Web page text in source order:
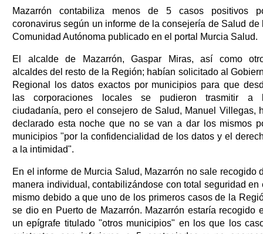
Mazarrón contabiliza menos de 5 casos positivos
coronavirus según un informe de la consejería de Salud de
Comunidad Autónoma publicado en el portal Murcia Salud.
El alcalde de Mazarrón, Gaspar Miras, así como
alcaldes del resto de la Región; habían solicitado al
Regional los datos exactos por municipios para que
las corporaciones locales se pudieron trasmitir a
ciudadanía, pero el consejero de Salud, Manuel Villegas,
declarado esta noche que no se van a dar los mismos
municipios "por la confidencialidad de los datos y el
a la intimidad".
En el informe de Murcia Salud, Mazarrón no sale recogido
manera individual, contabilizándose con total seguridad en
mismo debido a que uno de los primeros casos de la
se dio en Puerto de Mazarrón. Mazarrón estaría recogido
un epígrafe titulado "otros municipios" en los que los